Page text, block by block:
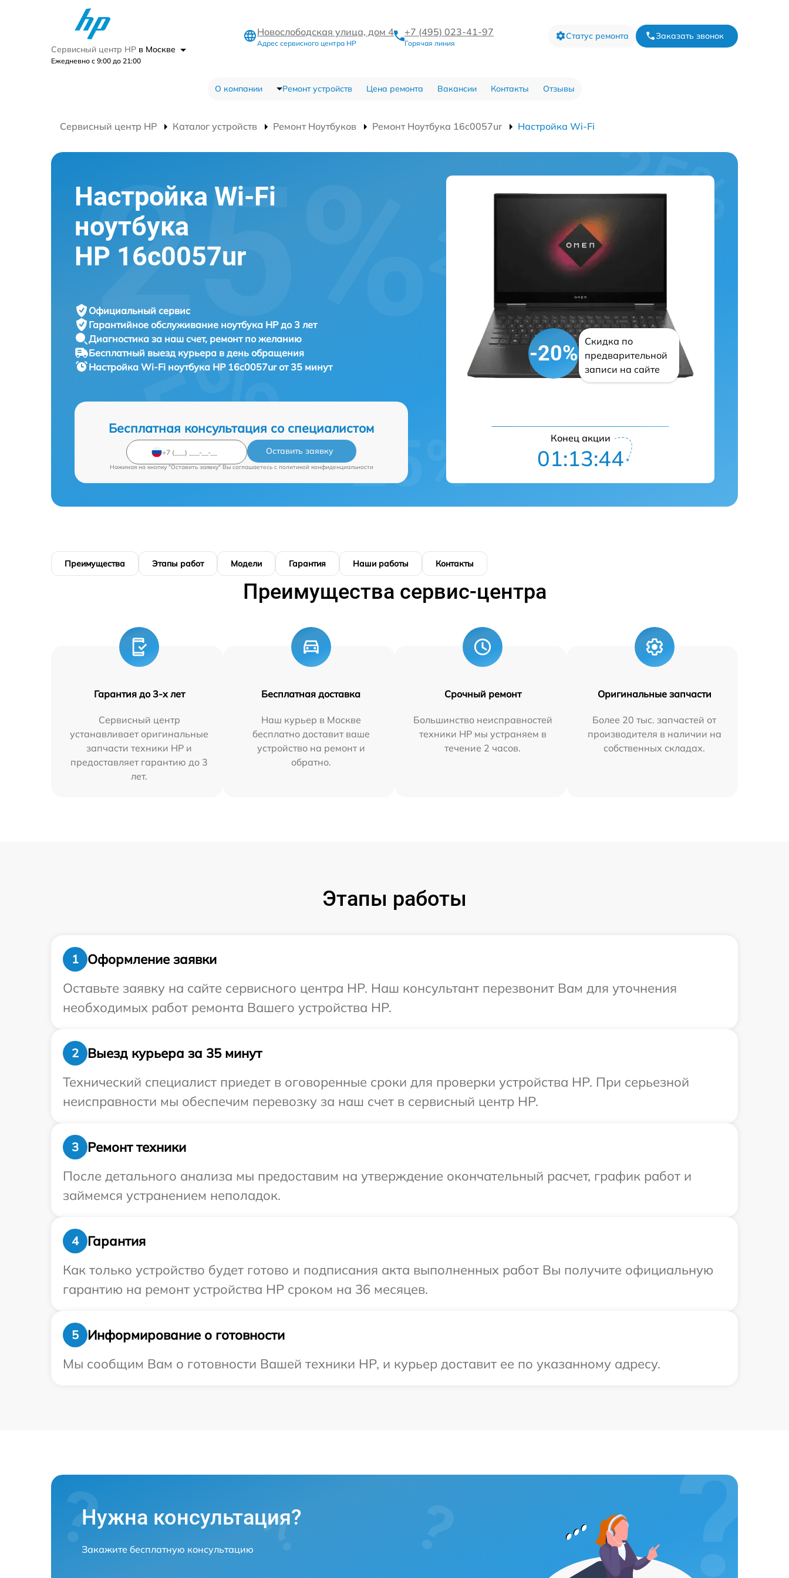
Сервисный центр HP в Москве
Ежедневно с 9:00 до 21:00
Новослободская улица, дом 4
Адрес сервисного центра HP
+7 (495) 023-41-97
Горячая линия
Статус ремонта Заказать звонок
О компании Ремонт устройств Цена ремонта Вакансии Контакты Отзывы
Сервисный центр HP Каталог устройств Ремонт Ноутбуков Ремонт Ноутбука 16c0057ur Настройка Wi-Fi
Настройка Wi-Fi
ноутбука
HP 16c0057ur
Официальный сервис
Гарантийное обслуживание ноутбука HP до 3 лет
Диагностика за наш счет, ремонт по желанию
Бесплатный выезд курьера в день обращения
Настройка Wi-Fi ноутбука HP 16c0057ur от 35 минут
Бесплатная консультация со специалистом
Оставить заявку
Нажимая на кнопку "Оставить заявку" Вы соглашаетесь c политикой конфиденциальности
-20%
Скидка по
предварительной
записи на сайте
Конец акции
01:13:43
Преимущества Этапы работ Модели Гарантия Наши работы Контакты
Преимущества сервис-центра
Гарантия до 3-х лет
Сервисный центр
устанавливает оригинальные
запчасти техники HP и
предоставляет гарантию до 3
лет.
Бесплатная доставка
Наш курьер в Москве
бесплатно доставит ваше
устройство на ремонт и
обратно.
Срочный ремонт
Большинство неисправностей
техники HP мы устраняем в
течение 2 часов.
Оригинальные запчасти
Более 20 тыс. запчастей от
производителя в наличии на
собственных складах.
Этапы работы
1
Оформление заявки
Оставьте заявку на сайте сервисного центра HP. Наш консультант перезвонит Вам для уточнения
необходимых работ ремонта Вашего устройства HP.
2
Выезд курьера за 35 минут
Технический специалист приедет в оговоренные сроки для проверки устройства HP. При серьезной
неисправности мы обеспечим перевозку за наш счет в сервисный центр HP.
3
Ремонт техники
После детального анализа мы предоставим на утверждение окончательный расчет, график работ и
займемся устранением неполадок.
4
Гарантия
Как только устройство будет готово и подписания акта выполненных работ Вы получите официальную
гарантию на ремонт устройства HP сроком на 36 месяцев.
5
Информирование о готовности
Мы сообщим Вам о готовности Вашей техники HP, и курьер доставит ее по указанному адресу.
Нужна консультация?
Закажите бесплатную консультацию